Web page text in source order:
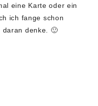
eine Karte oder ein
ich fange schon
denke. 🙂